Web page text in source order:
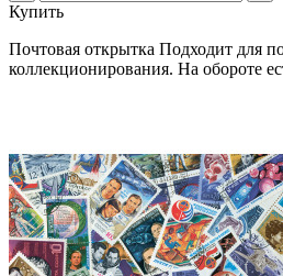
Купить
Почтовая открытка Подходит для
коллекционирования. На обороте